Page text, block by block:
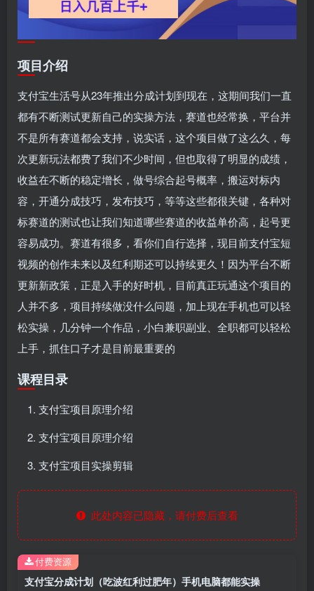
项目介绍
支付宝生活号从23年推出分成计划到现在，这期间我们一直
都有不断测试更新自己的实操方法，赛道也经常换，平台并
不是所有赛道都会支持，说实话，这个项目做了这么久，每
次更新玩法都费了我们不少时间，但也取得了明显的成绩，
收益在不断的稳定增长，做号综合起号概率，搬运对标内
容，开通分成技巧，发布技巧，等等这些都很关键，各种对
标赛道的测试也让我们知道哪些赛道的收益单价高，起号更
容易成功。赛道有很多，看你们自行选择，现目前支付宝短
视频的创作未来以及红利期还可以持续更久！因为平台不断
更新新政策，正是入手的好时机，目前真正玩通这个项目的
人并不多，项目持续做没什么问题，加上现在手机也可以轻
松实操，几分钟一个作品，小白兼职副业、全职都可以轻松
上手，抓住口子才是目前最重要的
课程目录
支付宝项目原理介绍
支付宝项目原理介绍
支付宝项目实操剪辑
此处内容已隐藏，请付费后查看
支付宝分成计划（吃波红利过肥年）手机电脑都能实操
付费资源